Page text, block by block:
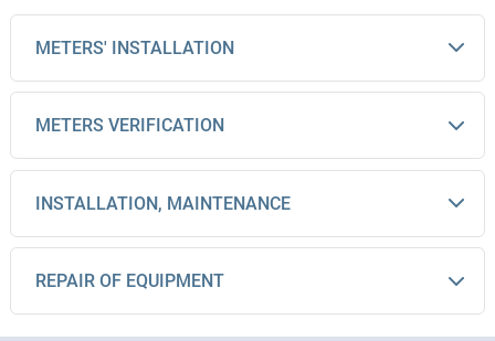
METERS' INSTALLATION
METERS VERIFICATION
INSTALLATION, MAINTENANCE
REPAIR OF EQUIPMENT